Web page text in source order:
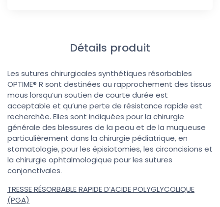
Détails produit
Les sutures chirurgicales synthétiques résorbables
OPTIME® R sont destinées au rapprochement des tissus
mous lorsqu’un soutien de courte durée est
acceptable et qu’une perte de résistance rapide est
recherchée. Elles sont indiquées pour la chirurgie
générale des blessures de la peau et de la muqueuse
particulièrement dans la chirurgie pédiatrique, en
stomatologie, pour les épisiotomies, les circoncisions et
la chirurgie ophtalmologique pour les sutures
conjonctivales.
TRESSE RÉSORBABLE RAPIDE D’ACIDE POLYGLYCOLIQUE
(PGA)